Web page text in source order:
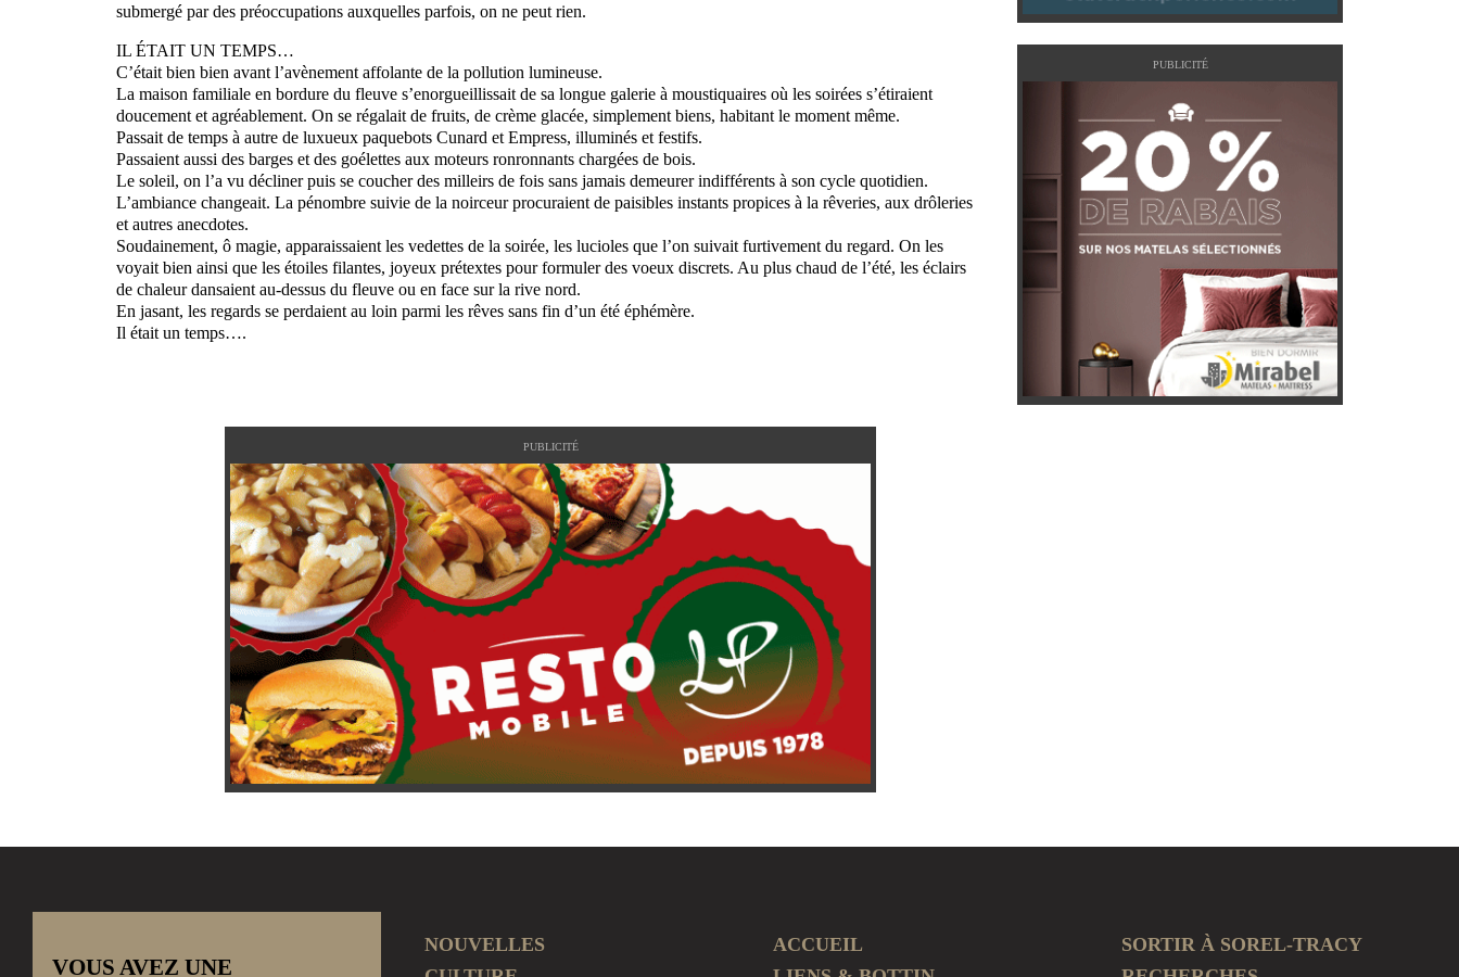
submergé par des préoccupations auxquelles parfois, on ne peut rien.
IL ÉTAIT UN TEMPS…
C’était bien bien avant l’avènement affolante de la pollution lumineuse.
La maison familiale en bordure du fleuve s’enorgueillissait de sa longue galerie à moustiquaires où les soirées s’étiraient
doucement et agréablement. On se régalait de fruits, de crème glacée, simplement biens, habitant le moment même.
Passait de temps à autre de luxueux paquebots Cunard et Empress, illuminés et festifs.
Passaient aussi des barges et des goélettes aux moteurs ronronnants chargées de bois.
Le soleil, on l’a vu décliner puis se coucher des milleirs de fois sans jamais demeurer indifférents à son cycle quotidien.
L’ambiance changeait. La pénombre suivie de la noirceur procuraient de paisibles instants propices à la rêveries, aux drôleries
et autres anecdotes.
Soudainement, ô magie, apparaissaient les vedettes de la soirée, les lucioles que l’on suivait furtivement du regard. On les
voyait bien ainsi que les étoiles filantes, joyeux prétextes pour formuler des voeux discrets. Au plus chaud de l’été, les éclairs
de chaleur dansaient au-dessus du fleuve ou en face sur la rive nord.
En jasant, les regards se perdaient au loin parmi les rêves sans fin d’un été éphémère.
Il était un temps….
PUBLICITÉ
PUBLICITÉ
VOUS AVEZ UNE
NOUVELLES
ACCUEIL
SORTIR À SOREL-TRACY